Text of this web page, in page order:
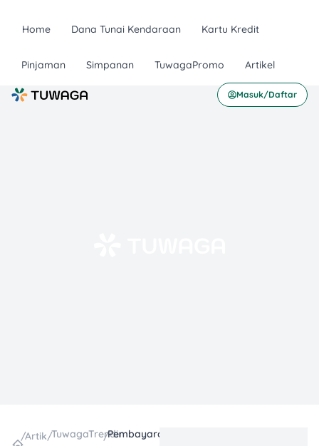
Home Dana Tunai Kendaraan Kartu Kredit
Pinjaman Simpanan TuwagaPromo Artikel
Masuk/Daftar
/Artik/TuwagaTrending
/